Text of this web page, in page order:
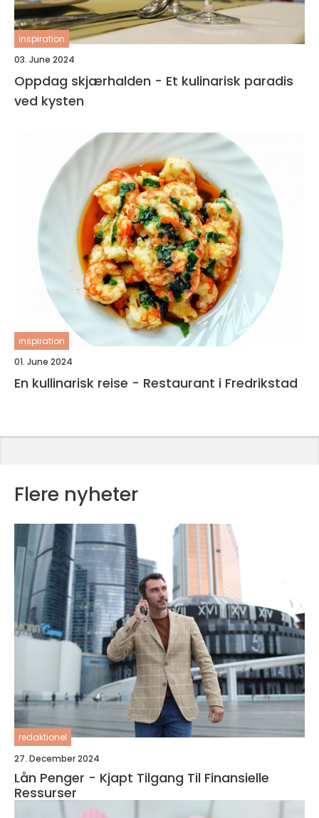
inspiration
03. June 2024
Oppdag skjærhalden - Et kulinarisk paradis
ved kysten
inspiration
01. June 2024
En kullinarisk reise - Restaurant i Fredrikstad
Flere nyheter
redaktionel
27. December 2024
Lån Penger - Kjapt Tilgang Til Finansielle
Ressurser